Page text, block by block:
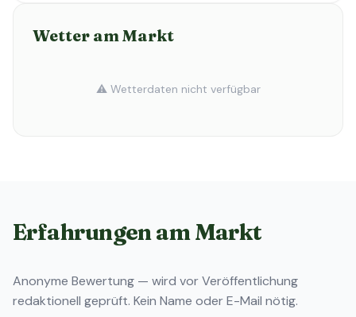
Wetter am Markt
⚠️ Wetterdaten nicht verfügbar
Erfahrungen am Markt
Anonyme Bewertung — wird vor Veröffentlichung
redaktionell geprüft. Kein Name oder E-Mail nötig.